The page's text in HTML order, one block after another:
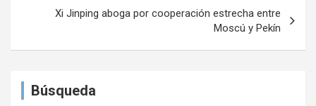
g
Xi Jinping aboga por cooperación estrecha entre
Moscú y Pekín
Búsqueda